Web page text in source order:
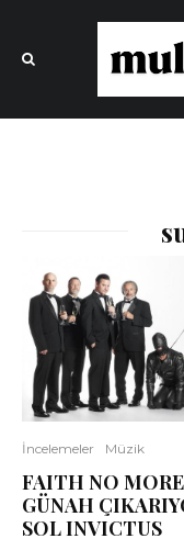
İncelemeler Müzik
FAITH NO MORE
GÜNAH
SOL INVICTUS